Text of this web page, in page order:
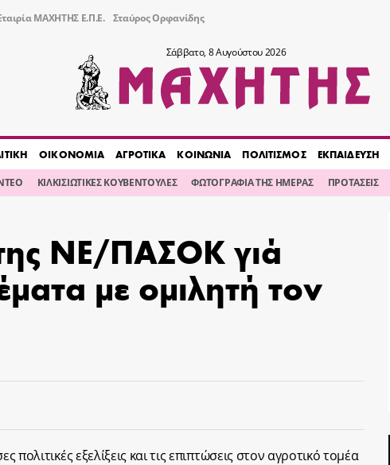
ΜΑΧΗΤΗΣ Ε.Π.Ε. Σταύρος Ορφανίδης
Σάββατο, 8 Αυγούστου 2026
ΟΙΚΟΝΟΜΙΑ ΑΓΡΟΤΙΚΑ ΚΟΙΝΩΝΙΑ ΠΟΛΙΤΙΣΜΟΣ ΕΚΠΑΙΔΕΥΣΗ
ΚΙΛΚΙΣΙΩΤΙΚΕΣ ΚΟΥΒΕΝΤΟΥΛΕΣ ΦΩΤΟΓΡΑΦΙΑ ΤΗΣ ΗΜΕΡΑΣ ΠΡΟΤΑΣΕΙΣ
ΝΕ/ΠΑΣΟΚ γιά
με ομιλητή τον
πολιτικές εξελίξεις και τις επιπτώσεις στον αγροτικό τομέα